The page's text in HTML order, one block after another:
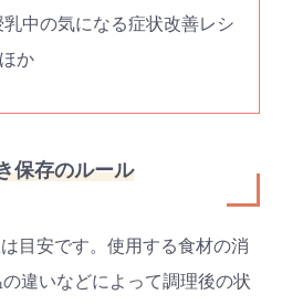
中の気になる症状改善レシ
か
保存のルール
目安です。使用する食材の消
違いなどによって調理後の状